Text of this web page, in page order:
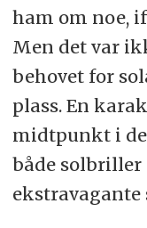
ham om noe,
Men det var
behovet for
plass. En
midtpunkt i
både
ekstravagante